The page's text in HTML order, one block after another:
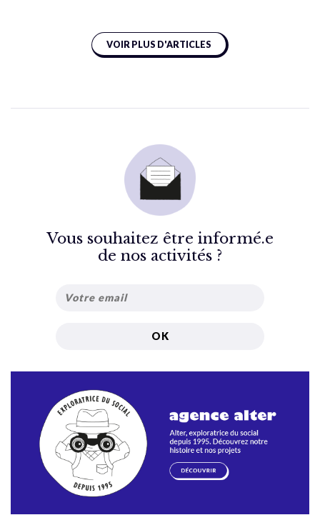
VOIR PLUS D'ARTICLES
Vous souhaitez être informé.e
de nos activités ?